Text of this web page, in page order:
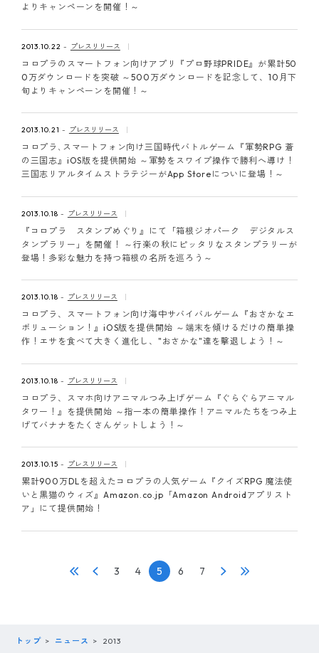
よりキャンペーンを開催！～
2013.10.22 プレスリリース
コロプラのスマートフォン向けアプリ『プロ野球PRIDE』が累計50
0万ダウンロードを突破 ～500万ダウンロードを記念して、10月下
旬よりキャンペーンを開催！～
2013.10.21 プレスリリース
コロプラ､スマートフォン向け三国時代バトルゲーム『軍勢RPG 蒼
の三国志』iOS版を提供開始 ～軍勢をスワイプ操作で勝利へ導け！
三国志リアルタイムストラテジーがApp Storeについに登場！～
2013.10.18 プレスリリース
『コロプラ スタンプめぐり』にて「箱根ジオパーク デジタルス
タンプラリー」を開催！ ～行楽の秋にピッタリなスタンプラリーが
登場！多彩な魅力を持つ箱根の名所を巡ろう～
2013.10.18 プレスリリース
コロプラ、スマートフォン向け海中サバイバルゲーム『おさかなエ
ボリューション！』iOS版を提供開始 ～端末を傾けるだけの簡単操
作！エサを食べて大きく進化し、"おさかな"達を撃退しよう！～
2013.10.18 プレスリリース
コロプラ、スマホ向けアニマルつみ上げゲーム『ぐらぐらアニマル
タワー！』を提供開始 ～指一本の簡単操作！アニマルたちをつみ上
げてバナナをたくさんゲットしよう！～
2013.10.15 プレスリリース
累計900万DLを超えたコロプラの人気ゲーム『クイズRPG 魔法使
いと黒猫のウィズ』Amazon.co.jp「Amazon Androidアプリスト
ア」にて提供開始！
3 4 5 6 7
トップ ニュース 2013